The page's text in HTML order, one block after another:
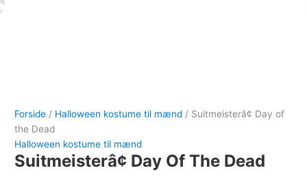
Forside / Halloween kostume til mænd / Suitmeisterâ¢ Day of
the Dead
Halloween kostume til mænd
Suitmeisterâ¢ Day Of The Dead